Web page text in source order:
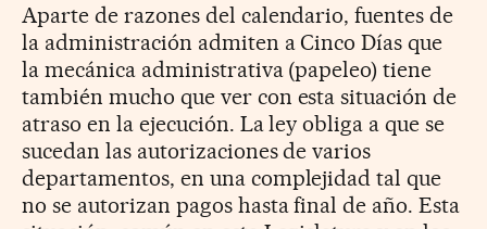
Aparte de razones del calendario, fuentes de
la administración admiten a Cinco Días que
la mecánica administrativa (papeleo) tiene
también mucho que ver con esta situación de
atraso en la ejecución. La ley obliga a que se
sucedan las autorizaciones de varios
departamentos, en una complejidad tal que
no se autorizan pagos hasta final de año. Esta